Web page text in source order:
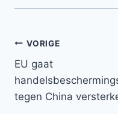
Bericht
navigatie
VORIGE
EU gaat
tegen China